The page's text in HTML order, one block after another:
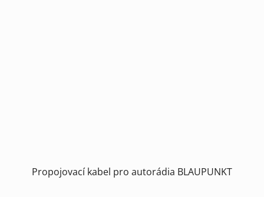
Propojovací kabel pro autorádia BLAUPUNKT